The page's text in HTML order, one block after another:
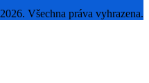
Všechna práva vyhrazena.